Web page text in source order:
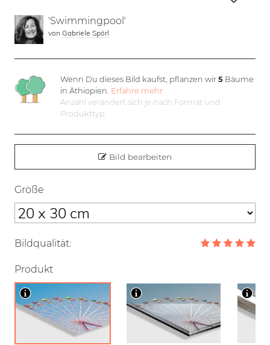
'Swimmingpool'
von Gabriele Spörl
Wenn Du dieses Bild kaufst, pflanzen wir5 Bäume
in Äthiopien. Erfahre mehr
Anzahl verändert sich je nach Format und
Produkttyp
Bild bearbeiten
Größe
Bildqualität:
Produkt